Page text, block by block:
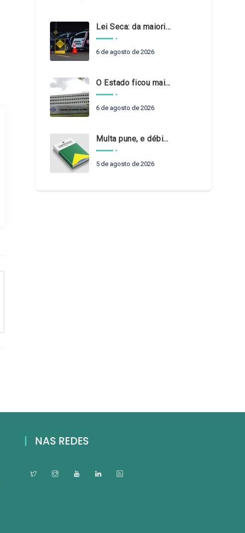
Lei Seca: da maioridade à maturidade
6 de agosto de 2026
O Estado ficou mais complexo. O controle precisa acompanhar
6 de agosto de 2026
Multa pune, e débito recompõe. § 3º do art. 71 da Constituição: um problema de legística formal
5 de agosto de 2026
NAS REDES